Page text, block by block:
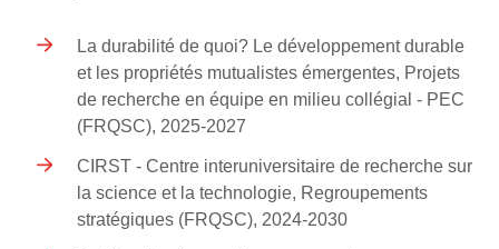
La durabilité de quoi? Le développement durable
et les propriétés mutualistes émergentes, Projets
de recherche en équipe en milieu collégial - PEC
(FRQSC), 2025-2027
CIRST - Centre interuniversitaire de recherche sur
la science et la technologie, Regroupements
stratégiques (FRQSC), 2024-2030